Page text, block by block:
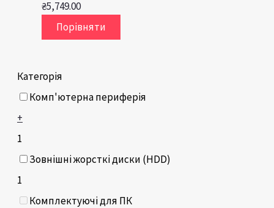
Категорія
Комп'ютерна периферія
+
1
Зовнішні жорсткі диски (HDD)
1
Комплектуючі для ПК
₴5,749.00
Порівняти